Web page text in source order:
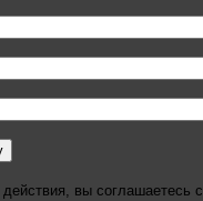
вы соглашаетесь с